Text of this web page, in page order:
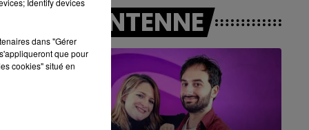
A L'ANTENNE
Identify devices
dans "Gérer
que pour
cookies" situé en